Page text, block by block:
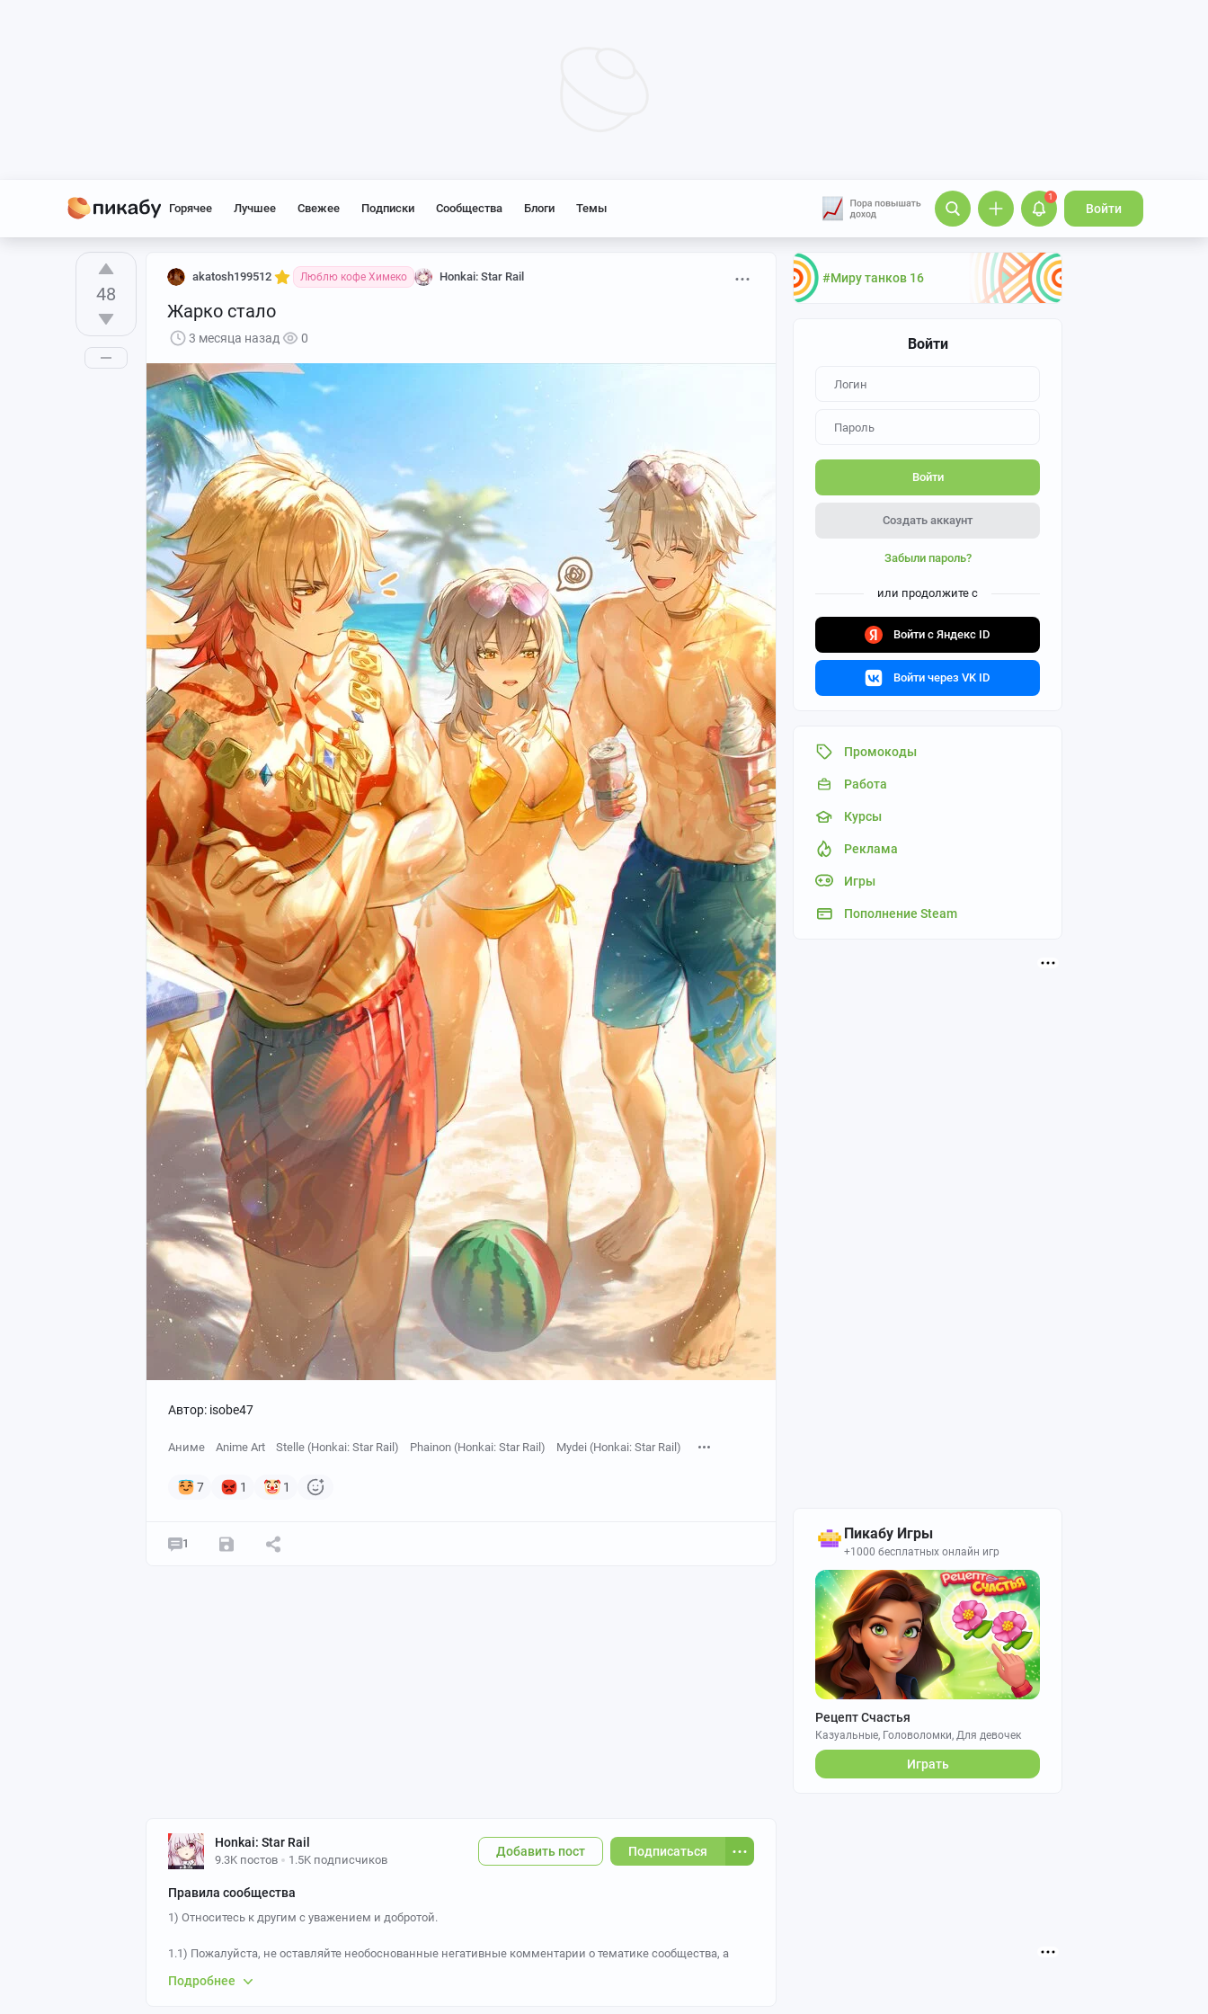
Горячее Лучшее Свежее Подписки Сообщества Блоги Темы
1
Войти
#Миру танков 16
Войти
Войти
Создать аккаунт
Забыли пароль?
или продолжите с
Войти с Яндекс ID
Войти через VK ID
Промокоды
Работа
Курсы
Реклама
Игры
Пополнение Steam
Пикабу Игры
+1000 бесплатных онлайн игр
Рецепт Счастья
Казуальные, Головоломки, Для девочек
Играть
48
akatosh199512 Люблю кофе Химеко Honkai: Star Rail
Жарко стало
3 месяца назад 0
Автор: isobe47
Аниме Anime Art Stelle (Honkai: Star Rail) Phainon (Honkai: Star Rail) Mydei (Honkai: Star Rail)
7 1 1
1
Honkai: Star Rail
9.3K постов 1.5K подписчиков
Подписаться
Добавить пост
Правила сообщества
1) Относитесь к другим с уважением и добротой.
1.1) Пожалуйста, не оставляйте необоснованные негативные комментарии о тематике сообщества, а
данного правила предусмотрен бан в сообществе.
Подробнее